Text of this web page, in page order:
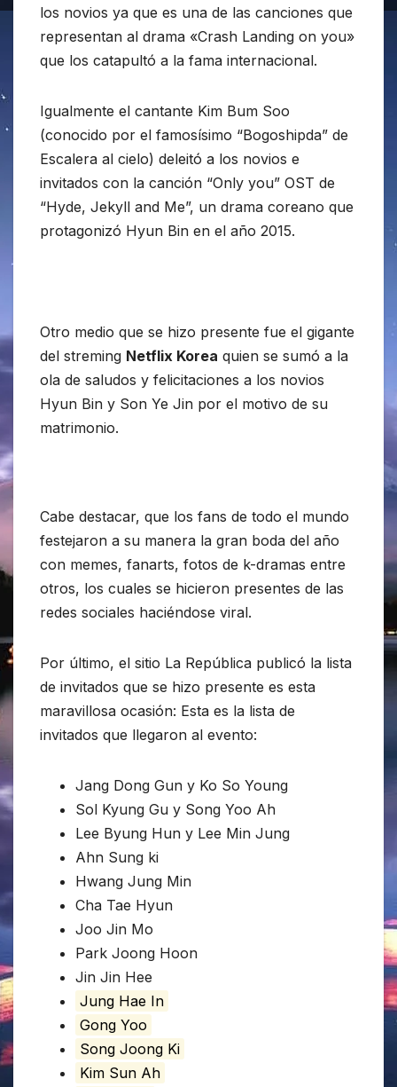
los novios ya que es una de las canciones que
representan al drama «Crash Landing on you»
que los catapultó a la fama internacional.
Igualmente el cantante Kim Bum Soo
(conocido por el famosísimo “Bogoshipda” de
Escalera al cielo) deleitó a los novios e
invitados con la canción “Only you” OST de
“Hyde, Jekyll and Me”, un drama coreano que
protagonizó Hyun Bin en el año 2015.
Otro medio que se hizo presente fue el gigante
del streming Netflix Korea quien se sumó a la
ola de saludos y felicitaciones a los novios
Hyun Bin y Son Ye Jin por el motivo de su
matrimonio.
Cabe destacar, que los fans de todo el mundo
festejaron a su manera la gran boda del año
con memes, fanarts, fotos de k-dramas entre
otros, los cuales se hicieron presentes de las
redes sociales haciéndose viral.
Por último, el sitio La República publicó la lista
de invitados que se hizo presente es esta
maravillosa ocasión: Esta es la lista de
invitados que llegaron al evento:
Jang Dong Gun y Ko So Young
Sol Kyung Gu y Song Yoo Ah
Lee Byung Hun y Lee Min Jung
Ahn Sung ki
Hwang Jung Min
Cha Tae Hyun
Joo Jin Mo
Park Joong Hoon
Jin Jin Hee
Jung Hae In
Gong Yoo
Song Joong Ki
Kim Sun Ah